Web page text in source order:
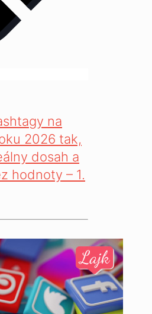
na
2026 tak,
dosah a
hodnoty – 1.